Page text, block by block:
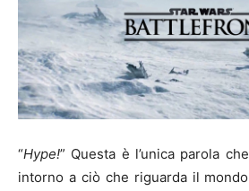
“Hype!” Questa è l’unica parola
intorno a ciò che riguarda il